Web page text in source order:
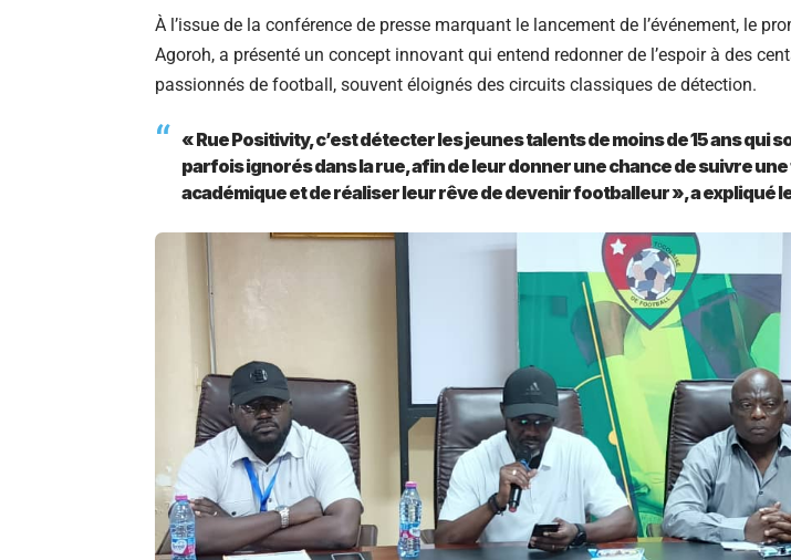
À l’issue de la conférence de presse marquant le lancement de l’événement, le
Agoroh, a présenté un concept innovant qui entend redonner de l’espoir à des
passionnés de football, souvent éloignés des circuits classiques de détection.
« Rue Positivity, c’est détecter les jeunes talents de moins de 15 ans qui
parfois ignorés dans la rue, afin de leur donner une chance de suivre
académique et de réaliser leur rêve de devenir footballeur », a expliqué